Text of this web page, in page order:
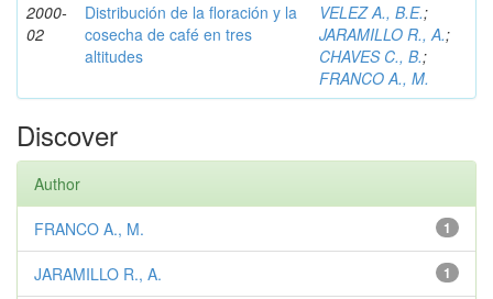
2000-
02
Distribución de la floración y la
cosecha de café en tres
altitudes
VELEZ A., B.E.;
JARAMILLO R., A.;
CHAVES C., B.;
FRANCO A., M.
Discover
Author
1
FRANCO A., M.
1
JARAMILLO R., A.